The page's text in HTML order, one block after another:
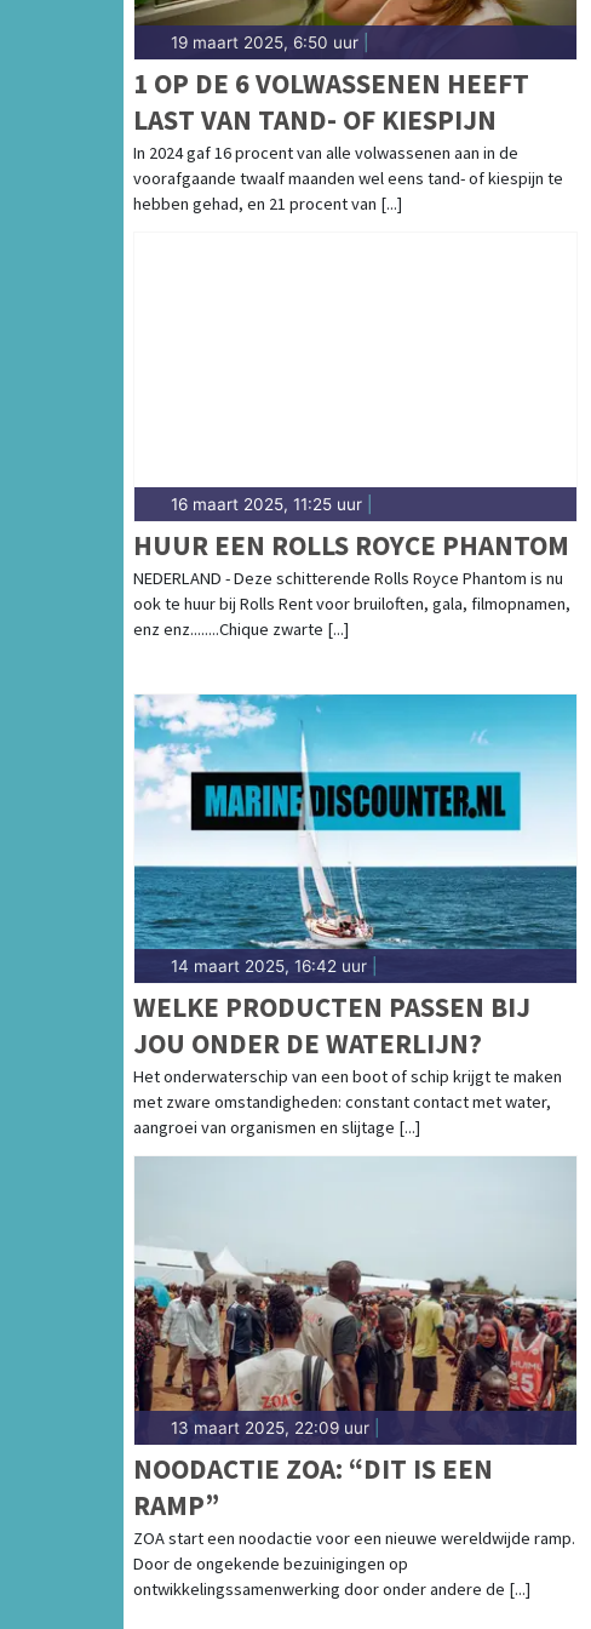
19 maart 2025, 6:50 uur
1 OP DE 6 VOLWASSENEN HEEFT
LAST VAN TAND- OF KIESPIJN
In 2024 gaf 16 procent van alle volwassenen aan in de
voorafgaande twaalf maanden wel eens tand- of kiespijn te
hebben gehad, en 21 procent van [...]
16 maart 2025, 11:25 uur
HUUR EEN ROLLS ROYCE PHANTOM
NEDERLAND - Deze schitterende Rolls Royce Phantom is nu
ook te huur bij Rolls Rent voor bruiloften, gala, filmopnamen,
enz enz........Chique zwarte [...]
14 maart 2025, 16:42 uur
WELKE PRODUCTEN PASSEN BIJ
JOU ONDER DE WATERLIJN?
Het onderwaterschip van een boot of schip krijgt te maken
met zware omstandigheden: constant contact met water,
aangroei van organismen en slijtage [...]
13 maart 2025, 22:09 uur
NOODACTIE ZOA: “DIT IS EEN
RAMP”
ZOA start een noodactie voor een nieuwe wereldwijde ramp.
Door de ongekende bezuinigingen op
ontwikkelingssamenwerking door onder andere de [...]